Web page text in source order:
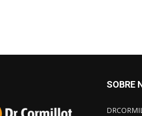
SOBRE